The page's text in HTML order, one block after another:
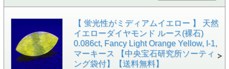
【 蛍光性がミディアムイエロー 】 天然
イエローダイヤモンド ルース(裸石)
0.086ct, Fancy Light Orange Yellow, I-1,
マーキース 【中央宝石研究所ソーティ
ング袋付】【送料無料】